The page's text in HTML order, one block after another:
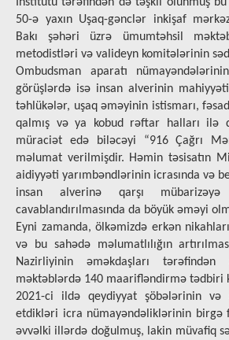
50-ə yaxın Uşaq-gənclər inkişaf
Bakı şəhəri üzrə ümumtəhsil
metodistləri və valideyn komitələrinin
Ombudsman aparatı
görüşlərdə isə insan alverinin
təhlükələr, uşaq əməyinin istismarı,
qalmış və ya kobud rəftar halları ilə
müraciət edə biləcəyi “916 Çağrı
məlumat verilmişdir. Həmin təsisatın
aidiyyəti yarımbəndlərinin icrasında və
insan alverinə qarşı mübarizəyə
cavablandırılmasında da böyük əməyi
Eyni zamanda, ölkəmizdə erkən
və bu sahədə məlumatlılığın
Nazirliyinin əməkdaşları
məktəblərdə 140 maarifləndirmə tədbiri
2021-ci ildə qeydiyyat şöbələrinin və
etdikləri icra nümayəndəliklərinin birgə
əvvəlki illərdə doğulmuş, lakin müvafiq